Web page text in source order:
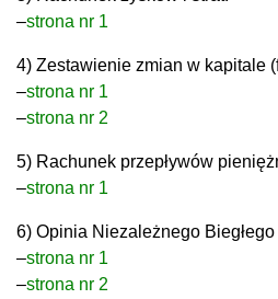
–strona nr 1
4) Zestawienie zmian w kapitale
–strona nr 1
–strona nr 2
5) Rachunek przepływów
–strona nr 1
6) Opinia Niezależnego
–strona nr 1
–strona nr 2